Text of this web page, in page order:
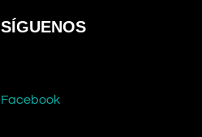
SÍGUENOS
Facebook